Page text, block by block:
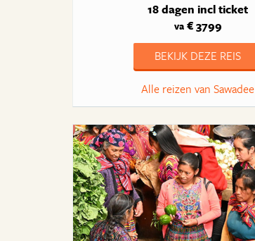
18 dagen incl ticket
va€ 3799
BEKIJK DEZE REIS
Alle reizen van Sawadee